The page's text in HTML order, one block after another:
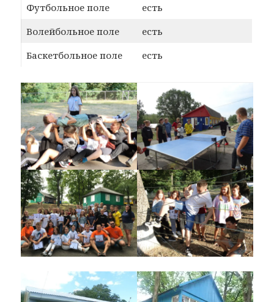
Футбольное поле
есть
Волейбольное поле
есть
Баскетбольное поле
есть